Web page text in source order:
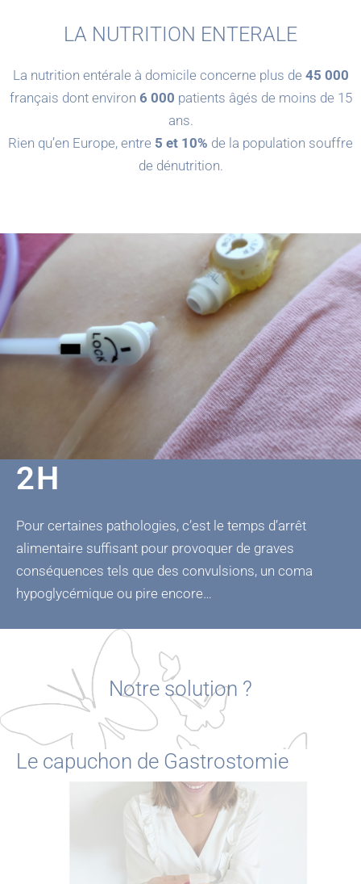
LA NUTRITION ENTERALE
La nutrition entérale à domicile concerne plus de 45 000
français dont environ 6 000 patients âgés de moins de 15
ans.
Rien qu’en Europe, entre 5 et 10% de la population souffre
de dénutrition.
2H
Pour certaines pathologies, c’est le temps d’arrêt
alimentaire suffisant pour provoquer de graves
conséquences tels que des convulsions, un coma
hypoglycémique ou pire encore…
Notre solution ?
Le capuchon de Gastrostomie